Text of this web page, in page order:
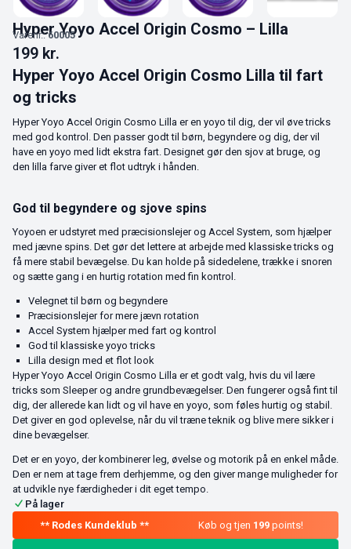
Hyper Yoyo Accel Origin Cosmo – Lilla
Varenr.:60005
199 kr.
Hyper Yoyo Accel Origin Cosmo Lilla til fart
og tricks
Hyper Yoyo Accel Origin Cosmo Lilla er en yoyo til dig, der vil øve tricks
med god kontrol. Den passer godt til børn, begyndere og dig, der vil
have en yoyo med lidt ekstra fart. Designet gør den sjov at bruge, og
den lilla farve giver et flot udtryk i hånden.
God til begyndere og sjove spins
Yoyoen er udstyret med præcisionslejer og Accel System, som hjælper
med jævne spins. Det gør det lettere at arbejde med klassiske tricks og
få mere stabil bevægelse. Du kan holde på sidedelene, trække i snoren
og sætte gang i en hurtig rotation med fin kontrol.
Velegnet til børn og begyndere
Præcisionslejer for mere jævn rotation
Accel System hjælper med fart og kontrol
God til klassiske yoyo tricks
Lilla design med et flot look
Hyper Yoyo Accel Origin Cosmo Lilla er et godt valg, hvis du vil lære
tricks som Sleeper og andre grundbevægelser. Den fungerer også fint til
dig, der allerede kan lidt og vil have en yoyo, som føles hurtig og stabil.
Det giver en god oplevelse, når du vil træne teknik og blive mere sikker i
dine bevægelser.
Det er en yoyo, der kombinerer leg, øvelse og motorik på en enkel måde.
Den er nem at tage frem derhjemme, og den giver mange muligheder for
at udvikle nye færdigheder i dit eget tempo.
På lager
Køb og tjen 199 points!